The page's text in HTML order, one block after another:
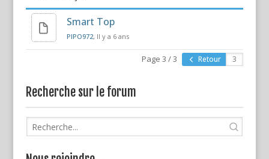
Smart Top
PIPO972, Il y a 6 ans
Page 3 / 3 Retour
Recherche sur le forum